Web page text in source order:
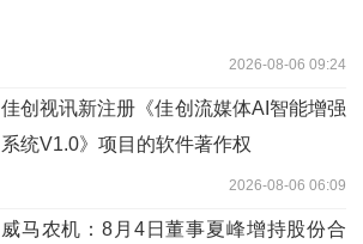
2026-08-06 09:24
佳创视讯新注册《佳创流媒体AI智能增强
系统V1.0》项目的软件著作权
2026-08-06 06:09
威马农机：8月4日董事夏峰增持股份合